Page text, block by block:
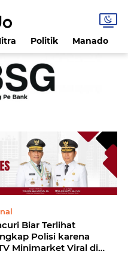
Politik Manado
Biar Terlihat
Polisi karena
Minimarket Viral di